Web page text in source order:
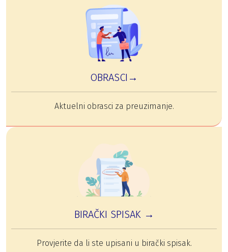
OBRASCI→
Aktuelni obrasci za preuzimanje.
BIRAČKI SPISAK →
Provjerite da li ste upisani u birački spisak.